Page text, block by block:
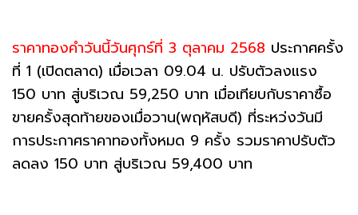
ราคาทองคําวันนี้วันศุกร์ที่ 3 ตุลาคม 2568 ประกาศครั้ง
ที่ 1 (เปิดตลาด) เมื่อเวลา 09.04 น. ปรับตัวลงแรง
150 บาท สู่บริเวณ 59,250 บาท เมื่อเทียบกับราคาซื้อ
ขายครั้งสุดท้ายของเมื่อวาน(พฤหัสบดี) ที่ระหว่งวันมี
การประกาศราคาทองทั้งหมด 9 ครั้ง รวมราคาปรับตัว
ลดลง 150 บาท สู่บริเวณ 59,400 บาท